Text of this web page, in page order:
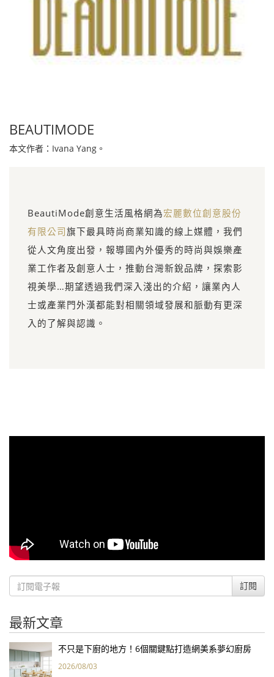
BEAUTIMODE
本文作者：Ivana Yang。
BeautiMode創意生活風格網為宏麗數位創意股份
有限公司旗下最具時尚商業知識的線上媒體，我們
從人文角度出發，報導國內外優秀的時尚與娛樂產
業工作者及創意人士，推動台灣新銳品牌，探索影
視美學…期望透過我們深入淺出的介紹，讓業內人
士或產業門外漢都能對相關領域發展和脈動有更深
入的了解與認識。
訂閱
最新文章
不只是下廚的地方！6個關鍵點打造網美系夢幻廚房
2026/08/03